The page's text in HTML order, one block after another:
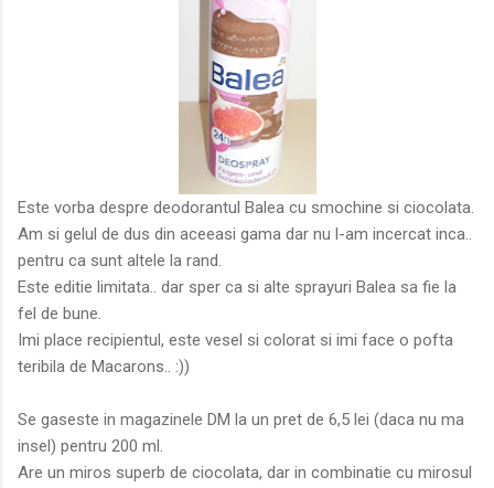
Este vorba despre deodorantul Balea cu smochine si ciocolata.
Am si gelul de dus din aceeasi gama dar nu l-am incercat inca..
pentru ca sunt altele la rand.
Este editie limitata.. dar sper ca si alte sprayuri Balea sa fie la
fel de bune.
Imi place recipientul, este vesel si colorat si imi face o pofta
teribila de Macarons.. :))
Se gaseste in magazinele DM la un pret de 6,5 lei (daca nu ma
insel) pentru 200 ml.
Are un miros superb de ciocolata, dar in combinatie cu mirosul